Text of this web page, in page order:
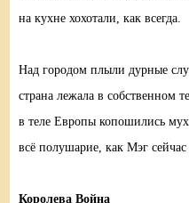
на кухне хохотали, как всегда.
Над городом плыли дурные
страна лежала в собственном
в теле Европы копошились
всё полушарие, как Мэг
Королева Война